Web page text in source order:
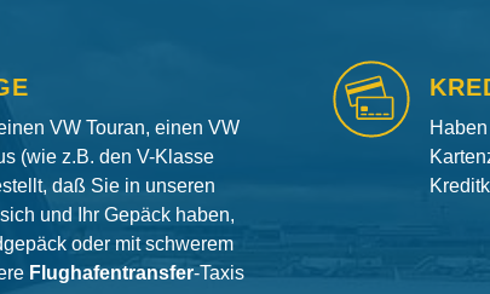
VW Touran, einen VW
(wie z.B. den V-Klasse
daß Sie in unseren
und Ihr Gepäck haben,
oder mit schwerem
Flughafentransfer-Taxis